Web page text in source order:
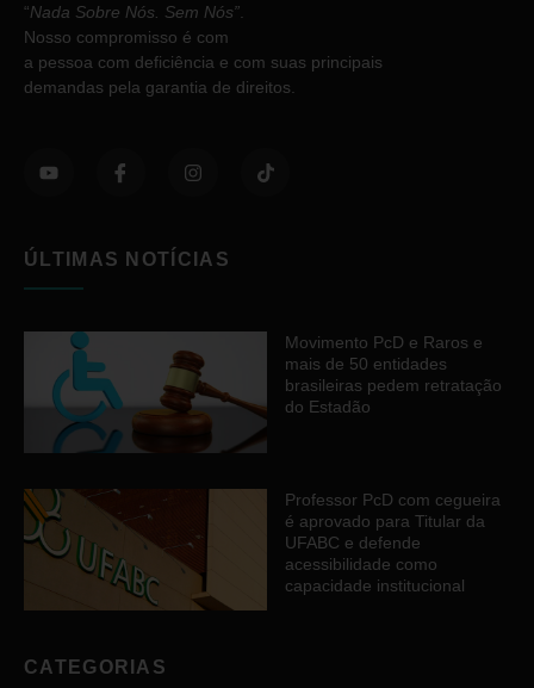
“Nada Sobre Nós. Sem Nós”
Nosso compromisso é com
a pessoa com deficiência e com suas principais
demandas pela garantia de direitos.
ÚLTIMAS NOTÍCIAS
Movimento PcD e Raros e
mais de 50 entidades
brasileiras pedem retratação
do Estadão
Professor PcD com cegueira
é aprovado para Titular da
UFABC e defende
acessibilidade como
capacidade institucional
CATEGORIAS